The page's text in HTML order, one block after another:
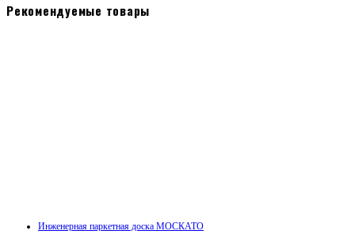
Рекомендуемые товары
Инженерная паркетная доска МОСКАТО